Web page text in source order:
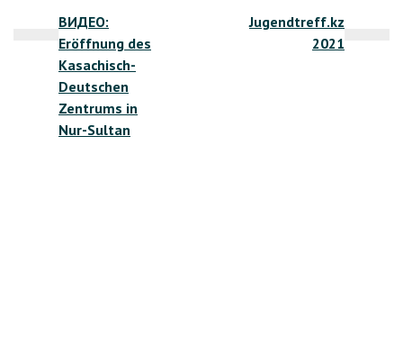
записям
ВИДЕО:
Eröffnung des
Kasachisch-
Deutschen
Zentrums in
Nur-Sultan
Jugendtreff.kz
2021